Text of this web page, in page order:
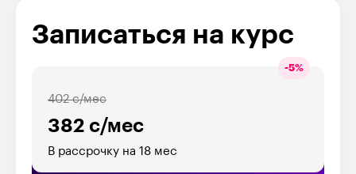
Записаться на курс
-5%
382 с/мес
402 с/мес
В рассрочку на 18 мес